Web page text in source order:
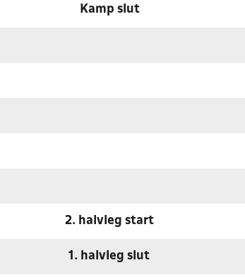
Kamp slut
2. halvleg start
1. halvleg slut